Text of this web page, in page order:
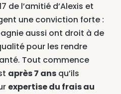
de l’amitié d’Alexis et
une conviction forte :
aussi ont droit à de
pour les rendre
Tout commence
après 7 ans qu’ils
expertise du frais au